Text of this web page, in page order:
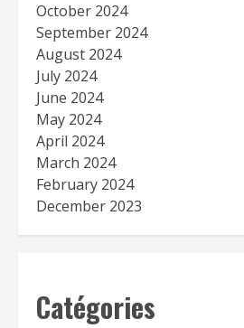
October 2024
September 2024
August 2024
July 2024
June 2024
May 2024
April 2024
March 2024
February 2024
December 2023
Catégories